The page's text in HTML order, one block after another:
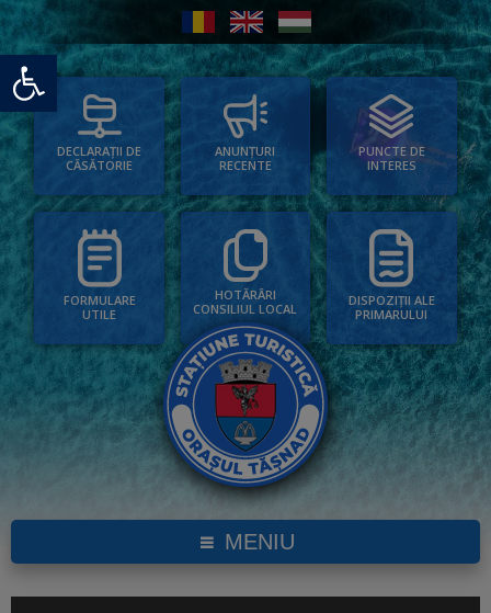
Deschide bara de unelte
DECLARAȚII DE
CĂSĂTORIE
ANUNȚURI
RECENTE
PUNCTE DE
INTERES
FORMULARE
UTILE
HOTĂRÂRI
CONSILIUL LOCAL
DISPOZIȚII ALE
PRIMARULUI
MENIU